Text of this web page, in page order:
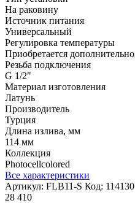
На раковину
Источник питания
Универсальный
Регулировка температуры
Приобретается дополнительно
Резьба подключения
G 1/2"
Материал изготовления
Латунь
Производитель
Турция
Длина излива, мм
114 мм
Коллекция
Photocellcolored
Все характеристики
Артикул: FLB11-S Код: 114130
28 410